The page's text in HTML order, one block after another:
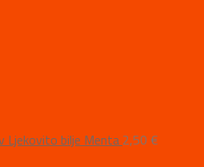
Ljekovito bilje Menta 2,50 €